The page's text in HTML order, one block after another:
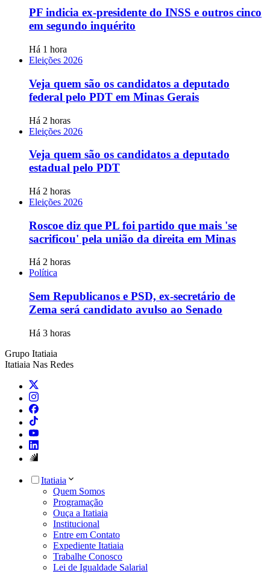
PF indicia ex-presidente do INSS e outros cinco
em segundo inquérito
Há 1 hora
Eleições 2026
Veja quem são os candidatos a deputado
federal pelo PDT em Minas Gerais
Há 2 horas
Eleições 2026
Veja quem são os candidatos a deputado
estadual pelo PDT
Há 2 horas
Eleições 2026
Roscoe diz que PL foi partido que mais 'se
sacrificou' pela união da direita em Minas
Há 2 horas
Política
Sem Republicanos e PSD, ex-secretário de
Zema será candidato avulso ao Senado
Há 3 horas
Grupo Itatiaia
Itatiaia Nas Redes
Itatiaia
Quem Somos
Programação
Ouça a Itatiaia
Institucional
Entre em Contato
Expediente Itatiaia
Trabalhe Conosco
Lei de Igualdade Salarial